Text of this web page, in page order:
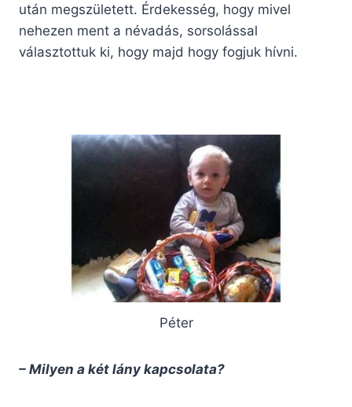
után megszületett. Érdekesség, hogy mivel
nehezen ment a névadás, sorsolással
választottuk ki, hogy majd hogy fogjuk hívni.
Péter
– Milyen a két lány kapcsolata?